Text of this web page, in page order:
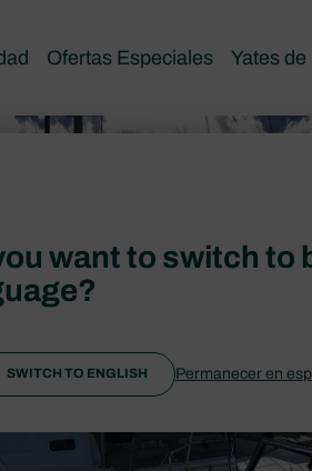
Ofertas Especiales Yates
want to switch to
SWITCH TO ENGLISH Permanecer en